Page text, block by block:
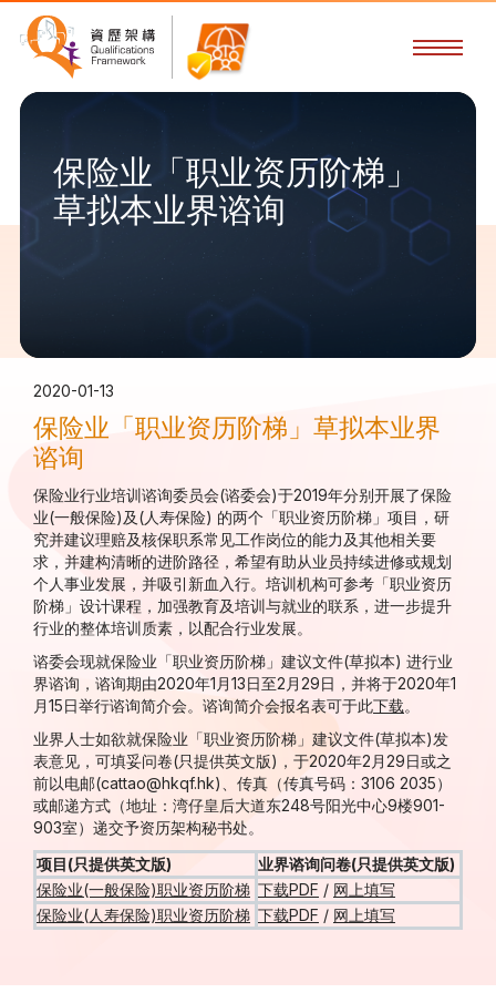
保险业「职业资历阶梯」
草拟本业界谘询
2020-01-13
保险业「职业资历阶梯」草拟本业界
谘询
保险业行业培训谘询委员会(谘委会)于2019年分别开展了保险
业(一般保险)及(人寿保险) 的两个「职业资历阶梯」项目，研
究并建议理赔及核保职系常见工作岗位的能力及其他相关要
求，并建构清晰的进阶路径，希望有助从业员持续进修或规划
个人事业发展，并吸引新血入行。培训机构可参考「职业资历
阶梯」设计课程，加强教育及培训与就业的联系，进一步提升
行业的整体培训质素，以配合行业发展。
谘委会现就保险业「职业资历阶梯」建议文件(草拟本) 进行业
界谘询，谘询期由2020年1月13日至2月29日，并将于2020年1
月15日举行谘询简介会。谘询简介会报名表可于此下载。
业界人士如欲就保险业「职业资历阶梯」建议文件(草拟本)发
表意见，可填妥问卷(只提供英文版)，于2020年2月29日或之
前以电邮(cattao@hkqf.hk)、传真（传真号码：3106 2035）
或邮递方式（地址：湾仔皇后大道东248号阳光中心9楼901-
903室）递交予资历架构秘书处。
项目(只提供英文版)
业界谘询问卷(只提供英文版)
保险业(一般保险)职业资历阶梯 下载PDF / 网上填写
保险业(人寿保险)职业资历阶梯 下载PDF / 网上填写